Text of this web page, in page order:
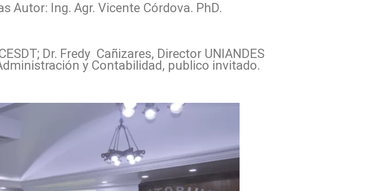
Autor: Ing. Agr. Vicente Córdova. PhD.
Dr. Fredy Cañizares, Director UNIANDES
y Contabilidad, publico invitado.